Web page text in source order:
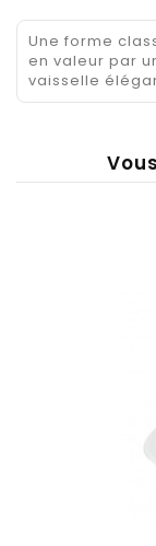
Une forme
en valeur par
vaisselle